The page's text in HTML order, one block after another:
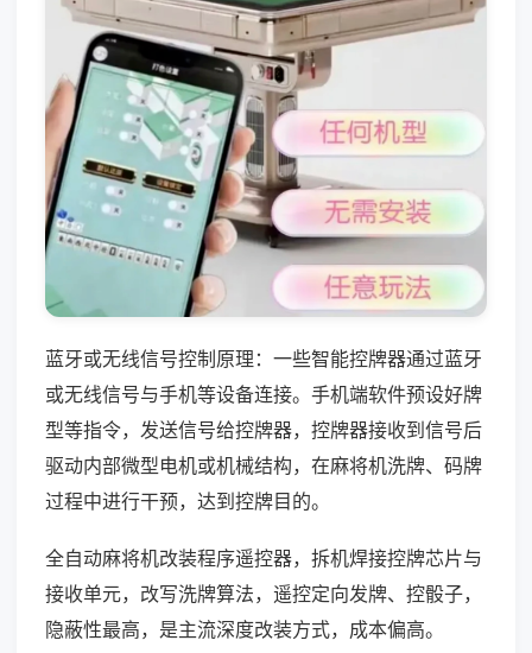
蓝牙或无线信号控制原理：一些智能控牌器通过蓝牙
或无线信号与手机等设备连接。手机端软件预设好牌
型等指令，发送信号给控牌器，控牌器接收到信号后
驱动内部微型电机或机械结构，在麻将机洗牌、码牌
过程中进行干预，达到控牌目的。
全自动麻将机改装程序遥控器，拆机焊接控牌芯片与
接收单元，改写洗牌算法，遥控定向发牌、控骰子，
隐蔽性最高，是主流深度改装方式，成本偏高。